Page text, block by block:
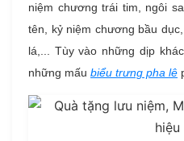
niệm chương trái tim, ngôi
tên, kỷ niệm chương bầu
lá,... Tùy vào những dịp
những mấu biểu trưng pha lê